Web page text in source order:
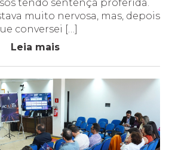
tendo sentença proferida.
muito nervosa, mas, depois
conversei […]
Leia mais